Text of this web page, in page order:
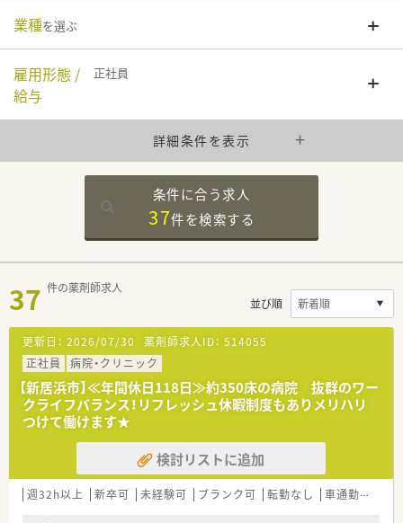
業種を選ぶ
雇用形態 /
給与
正社員
詳細条件を表示
条件に合う求人
37件を検索する
37 件の薬剤師求人
並び順
更新日： 2026/07/30 薬剤師求人ID： 514055
正社員
病院・クリニック
【新居浜市】≪年間休日118日≫約350床の病院 抜群のワー
クライフバランス！リフレッシュ休暇制度もありメリハリ
つけて働けます★
検討リストに追加
週32h以上 新卒可 未経験可 ブランク可 転勤なし 車通勤可